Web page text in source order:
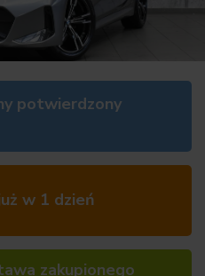
potwierdzony
w 1 dzień
zakupionego